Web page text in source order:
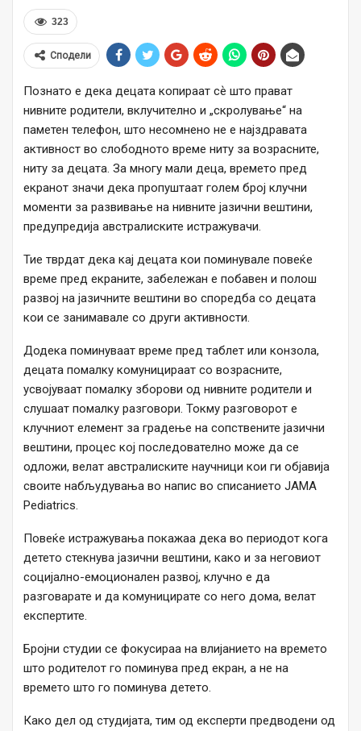
323
Сподели
Познато е дека децата копираат сѐ што прават
нивните родители, вклучително и „скролување“ на
паметен телефон, што несомнено не е најздравата
активност во слободното време ниту за возрасните,
ниту за децата. За многу мали деца, времето пред
екранот значи дека пропуштаат голем број клучни
моменти за развивање на нивните јазични вештини,
предупредија австралиските истражувачи.
Тие тврдат дека кај децата кои поминувале повеќе
време пред екраните, забележан е побавен и полош
развој на јазичните вештини во споредба со децата
кои се занимавале со други активности.
Додека поминуваат време пред таблет или конзола,
децата помалку комуницираат со возрасните,
усвојуваат помалку зборови од нивните родители и
слушаат помалку разговори. Токму разговорот е
клучниот елемент за градење на сопствените јазични
вештини, процес кој последователно може да се
одложи, велат австралиските научници кои ги објавија
своите набљудувања во напис во списанието JAMA
Pediatrics.
Повеќе истражувања покажаа дека во периодот кога
детето стекнува јазични вештини, како и за неговиот
социјално-емоционален развој, клучно е да
разговарате и да комуницирате со него дома, велат
експертите.
Бројни студии се фокусираа на влијанието на времето
што родителот го поминува пред екран, а не на
времето што го поминува детето.
Како дел од студијата, тим од експерти предводени од